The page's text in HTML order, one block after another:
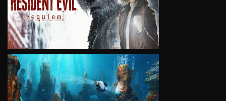
VIEW
VIEW